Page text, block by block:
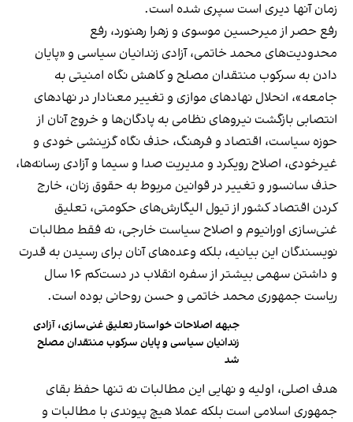
زمان آنها دیری است سپری شده است.
رفع حصر از میرحسین موسوی و زهرا رهنورد، رفع
محدودیت‌های محمد خاتمی، آزادی زندانیان سیاسی و «پایان
دادن به سرکوب منتقدان مصلح و کاهش نگاه امنیتی به
جامعه»، انحلال نهادهای موازی و تغییر معنادار در نهادهای
انتصابی بازگشت نیروهای نظامی به پادگان‌ها و خروج آنان از
حوزه سیاست، اقتصاد و فرهنگ، حذف نگاه گزینشی خودی و
غیرخودی، اصلاح رویکرد و مدیریت صدا و سیما و آزادی رسانه‌ها،
حذف سانسور و تغییر در قوانین مربوط به حقوق زنان، خارج
کردن اقتصاد کشور از تیول الیگارش‌های حکومتی، تعلیق
غنی‌سازی اورانیوم و اصلاح سیاست خارجی، نه فقط مطالبات
نویسندگان این بیانیه، بلکه وعده‌های آنان برای رسیدن به قدرت
و داشتن سهمی بیشتر از سفره انقلاب در دست‌کم ۱۶ سال
ریاست جمهوری محمد خاتمی و حسن روحانی بوده است.
جبهه اصلاحات خواستار تعلیق غنی‌سازی، آزادی
زندانیان سیاسی و پایان سرکوب منتقدان مصلح
شد
هدف اصلی، اولیه و نهایی این مطالبات نه تنها حفظ بقای
جمهوری اسلامی است بلکه عملا هیچ پیوندی با مطالبات و